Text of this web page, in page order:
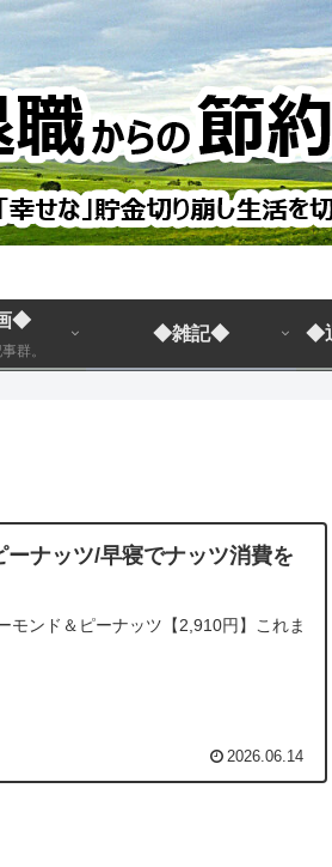
◆
群。
◆雑記◆ ◆
ーナッツ/早寝でナッツ消費を
モンド＆ピーナッツ【2,910円】これま
2026.06.14